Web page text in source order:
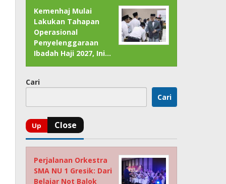
Kemenhaj Mulai
Lakukan Tahapan
Operasional
Penyelenggaraan
Ibadah Haji 2027, Ini…
Cari
Cari
Perjalanan Orkestra
SMA NU 1 Gresik: Dari
Belajar Not Balok